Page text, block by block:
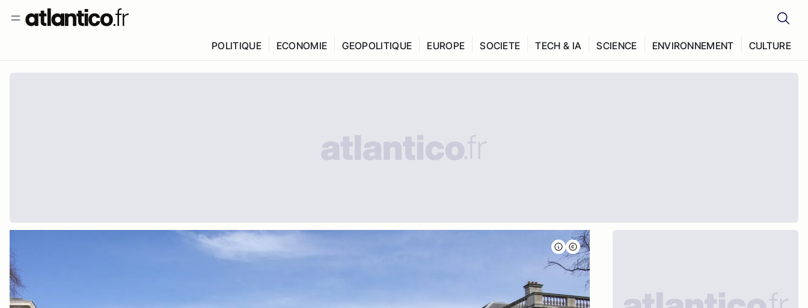
POLITIQUE ECONOMIE GEOPOLITIQUE EUROPE SOCIETE TECH & IA SCIENCE ENVIRONNEMENT CULTURE